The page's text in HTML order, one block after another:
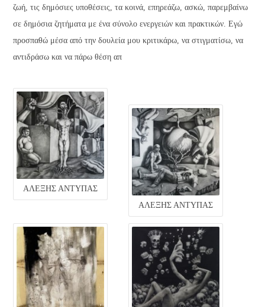
ζωή, τις δημόσιες υποθέσεις, τα κοινά, επηρεάζω, ασκώ, παρεμβαίνω
σε δημόσια ζητήματα με ένα σύνολο ενεργειών και πρακτικών. Εγώ
προσπαθώ μέσα από την δουλεία μου κριτικάρω, να στιγματίσω, να
αντιδράσω και να πάρω θέση απ
ΑΛΈΞΗΣ ΑΝΤΎΠΑΣ
ΑΛΈΞΗΣ ΑΝΤΎΠΑΣ